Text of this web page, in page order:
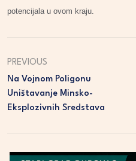
potencijala u ovom kraju.
PREVIOUS
Na Vojnom Poligonu
Uništavanje Minsko-
Eksplozivnih Sredstava